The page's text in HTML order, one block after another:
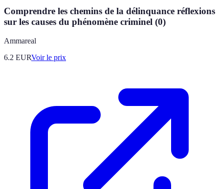
Comprendre les chemins de la délinquance réflexions
sur les causes du phénomène criminel (0)
Ammareal
6.2 EURVoir le prix